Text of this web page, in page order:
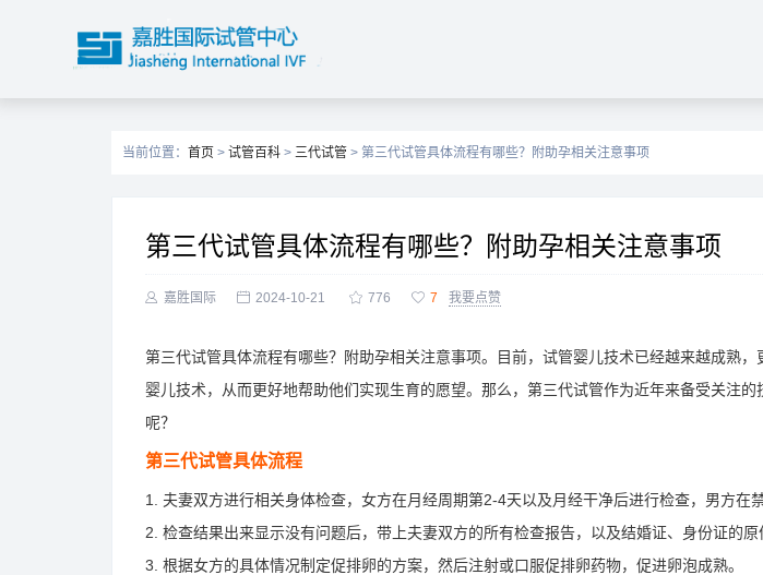
当前位置： 首页 > 试管百科 > 三代试管 > 第三代试管具体流程有哪些？附助孕相关注意事项
第三代试管具体流程有哪些？附助孕相关注意事项
 嘉胜国际  2024-10-21  776  7 我要点赞
第三代试管具体流程有哪些？附助孕相关注意事项。目前，试管婴儿技术已经越来越成熟
婴儿技术，从而更好地帮助他们实现生育的愿望。那么，第三代试管作为近年来备受关注
呢？
第三代试管具体流程
1. 夫妻双方进行相关身体检查，女方在月经周期第2-4天以及月经干净后进行检查，男方在
2. 检查结果出来显示没有问题后，带上夫妻双方的所有检查报告，以及结婚证、身份证的原
3. 根据女方的具体情况制定促排卵的方案，然后注射或口服促排卵药物，促进卵泡成熟。